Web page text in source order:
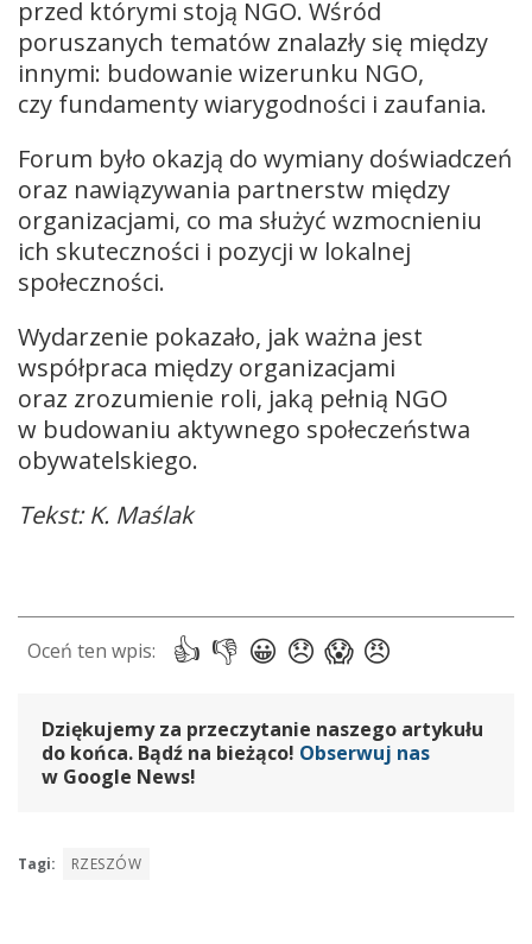
przed którymi stoją NGO. Wśród
poruszanych tematów znalazły się między
innymi: budowanie wizerunku NGO,
czy fundamenty wiarygodności i zaufania.
Forum było okazją do wymiany doświadczeń
oraz nawiązywania partnerstw między
organizacjami, co ma służyć wzmocnieniu
ich skuteczności i pozycji w lokalnej
społeczności.
Wydarzenie pokazało, jak ważna jest
współpraca między organizacjami
oraz zrozumienie roli, jaką pełnią NGO
w budowaniu aktywnego społeczeństwa
obywatelskiego.
Tekst: K. Maślak
Dziękujemy za przeczytanie naszego artykułu
do końca. Bądź na bieżąco! Obserwuj nas
w Google News!
Tagi: RZESZÓW